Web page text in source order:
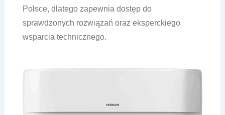
Polsce, dlatego zapewnia dostęp do
sprawdzonych rozwiązań oraz eksperckiego
wsparcia technicznego.